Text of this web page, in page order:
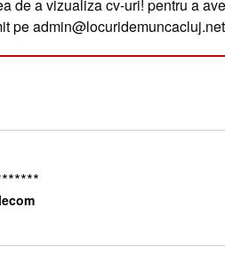
de a vizualiza cv-uri! pentru a
pe admin@locuridemuncacluj.net